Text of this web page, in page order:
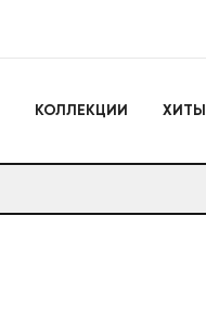
КОЛЛЕКЦИИ ХИТЫ
Игрушки
Actiontoys
Антистрессы